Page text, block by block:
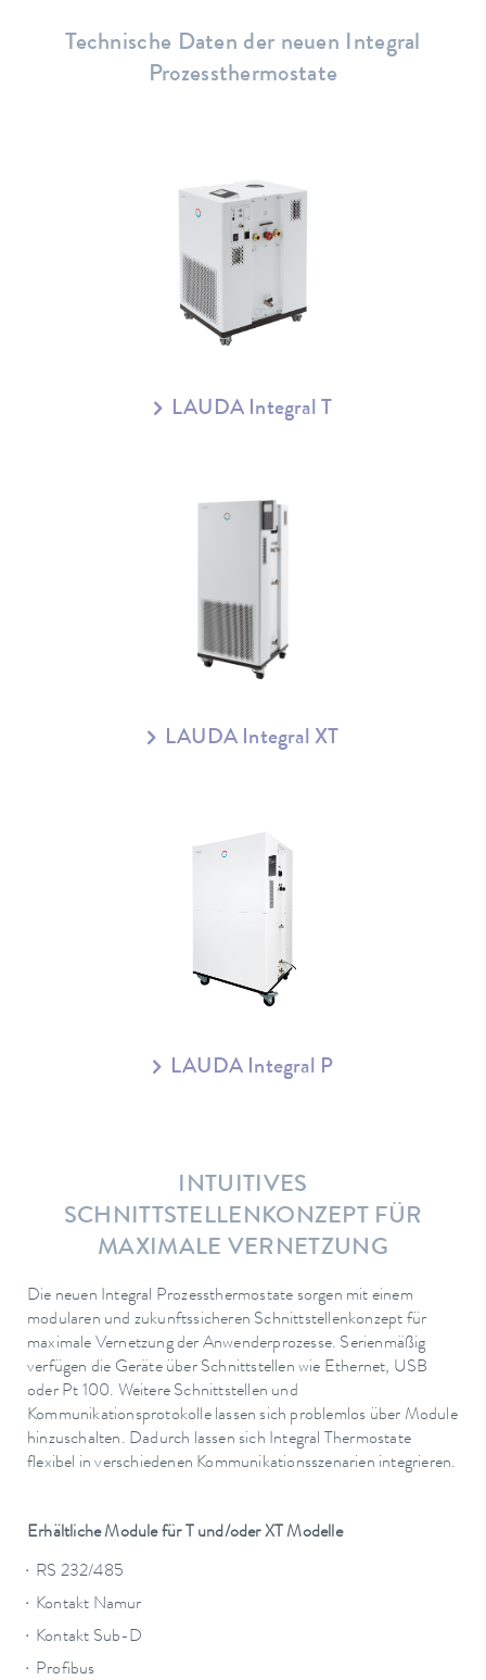
Technische Daten der neuen Integral
Prozessthermostate
LAUDA Integral T
LAUDA Integral XT
LAUDA Integral P
INTUITIVES
SCHNITTSTELLENKONZEPT FÜR
MAXIMALE VERNETZUNG
Die neuen Integral Prozessthermostate sorgen mit einem
modularen und zukunftssicheren Schnittstellenkonzept für
maximale Vernetzung der Anwenderprozesse. Serienmäßig
verfügen die Geräte über Schnittstellen wie Ethernet, USB
oder Pt 100. Weitere Schnittstellen und
Kommunikationsprotokolle lassen sich problemlos über Module
hinzuschalten. Dadurch lassen sich Integral Thermostate
flexibel in verschiedenen Kommunikationsszenarien integrieren.
Erhältliche Module für T und/oder XT Modelle
RS 232/485
Kontakt Namur
Kontakt Sub-D
Profibus